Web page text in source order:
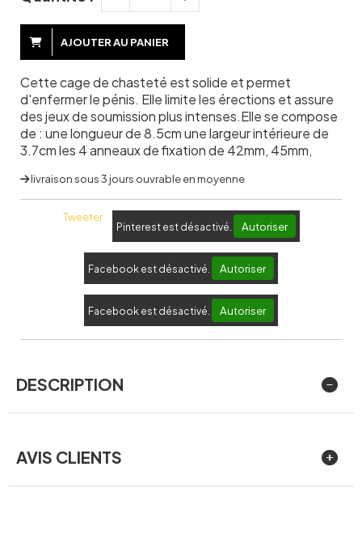
AJOUTER AU PANIER
Cette cage de chasteté est solide et permet
d'enfermer le pénis. Elle limite les érections et assure
des jeux de soumission plus intenses.Elle se compose
de : une longueur de 8.5cm une largeur intérieure de
3.7cm les 4 anneaux de fixation de 42mm, 45mm,
livraison sous 3 jours ouvrable en moyenne
Tweeter
Pinterest est désactivé. Autoriser
Facebook est désactivé. Autoriser
Facebook est désactivé. Autoriser
DESCRIPTION
AVIS CLIENTS